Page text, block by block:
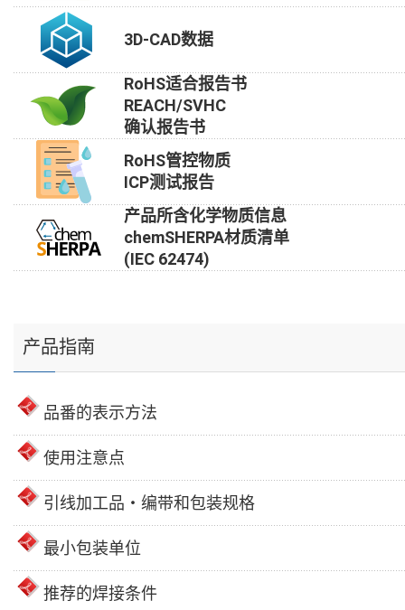
3D-CAD数据
RoHS适合报告书
REACH/SVHC
确认报告书
RoHS管控物质
ICP测试报告
产品所含化学物质信息
chemSHERPA材质清单
(IEC 62474)
产品指南
品番的表示方法
使用注意点
引线加工品・编带和包装规格
最小包装单位
推荐的焊接条件